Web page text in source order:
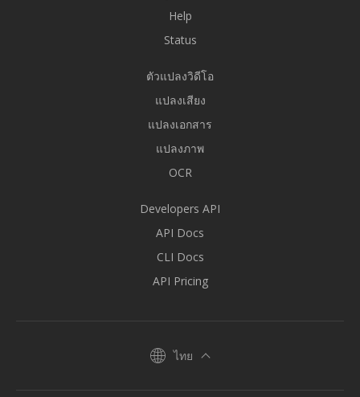
Help
Status
ตัวแปลงวิดีโอ
แปลงเสียง
แปลงเอกสาร
แปลงภาพ
OCR
Developers API
API Docs
CLI Docs
API Pricing
ไทย